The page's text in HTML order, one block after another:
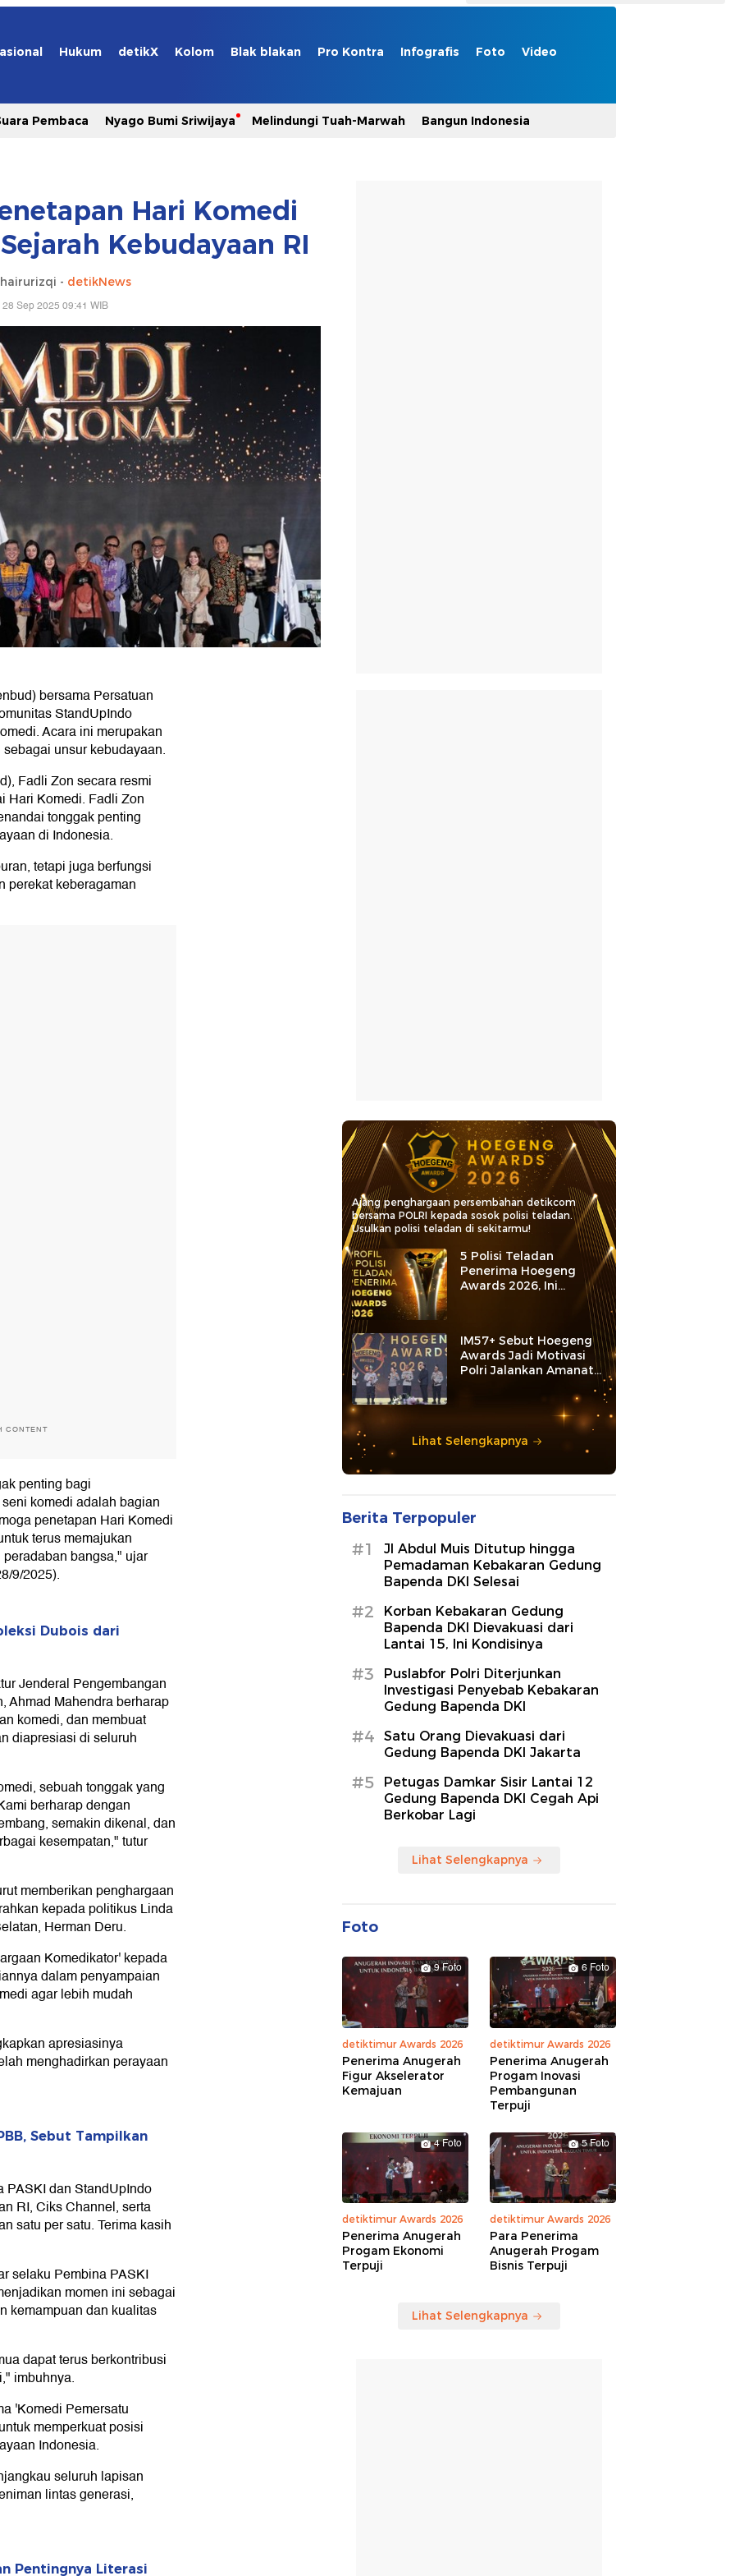
Hukum detikX Kolom Blak blakan Pro Kontra Infografis Foto Video
Pembaca Nyago Bumi Sriwijaya Melindungi Tuah-Marwah Bangun Indonesia
Hari Komedi
Kebudayaan RI
- detikNews
Sep 2025 09:41 WIB
bersama Persatuan
StandUpIndo
Acara ini merupakan
unsur kebudayaan.
Fadli Zon secara resmi
Hari Komedi. Fadli Zon
tonggak penting
di Indonesia.
tetapi juga berfungsi
perekat keberagaman
CONTENT
penting bagi
komedi adalah bagian
penetapan Hari Komedi
terus memajukan
bangsa," ujar
9/2025).
Dubois dari
Jenderal Pengembangan
Ahmad Mahendra berharap
komedi, dan membuat
diapresiasi di seluruh
sebuah tonggak yang
berharap dengan
semakin dikenal, dan
kesempatan," tutur
memberikan penghargaan
kepada politikus Linda
Herman Deru.
Komedikator' kepada
dalam penyampaian
agar lebih mudah
apresiasinya
menghadirkan perayaan
Sebut Tampilkan
PASKI dan StandUpIndo
RI, Ciks Channel, serta
satu per satu. Terima kasih
selaku Pembina PASKI
momen ini sebagai
kemampuan dan kualitas
dapat terus berkontribusi
imbuhnya.
'Komedi Pemersatu
memperkuat posisi
Indonesia.
seluruh lapisan
lintas generasi,
Pentingnya Literasi
Ajang penghargaan persembahan detikcom
bersama POLRI kepada sosok polisi teladan.
Usulkan polisi teladan di sekitarmu!
5 Polisi Teladan
Penerima Hoegeng
Awards 2026, Ini
Kategori dan Kiprahnya
IM57+ Sebut Hoegeng
Awards Jadi Motivasi
Polri Jalankan Amanat
Lihat Selengkapnya
Berita Terpopuler
#1
Jl Abdul Muis Ditutup hingga
Pemadaman Kebakaran Gedung
Bapenda DKI Selesai
#2
Korban Kebakaran Gedung
Bapenda DKI Dievakuasi dari
Lantai 15, Ini Kondisinya
#3
Puslabfor Polri Diterjunkan
Investigasi Penyebab Kebakaran
Gedung Bapenda DKI
#4
Satu Orang Dievakuasi dari
Gedung Bapenda DKI Jakarta
#5
Petugas Damkar Sisir Lantai 12
Gedung Bapenda DKI Cegah Api
Berkobar Lagi
Lihat Selengkapnya
Foto
9 Foto
detiktimur Awards 2026
Penerima Anugerah
Figur Akselerator
Kemajuan
6 Foto
detiktimur Awards 2026
Penerima Anugerah
Progam Inovasi
Pembangunan
Terpuji
4 Foto
detiktimur Awards 2026
Penerima Anugerah
Progam Ekonomi
Terpuji
5 Foto
detiktimur Awards 2026
Para Penerima
Anugerah Progam
Bisnis Terpuji
Lihat Selengkapnya